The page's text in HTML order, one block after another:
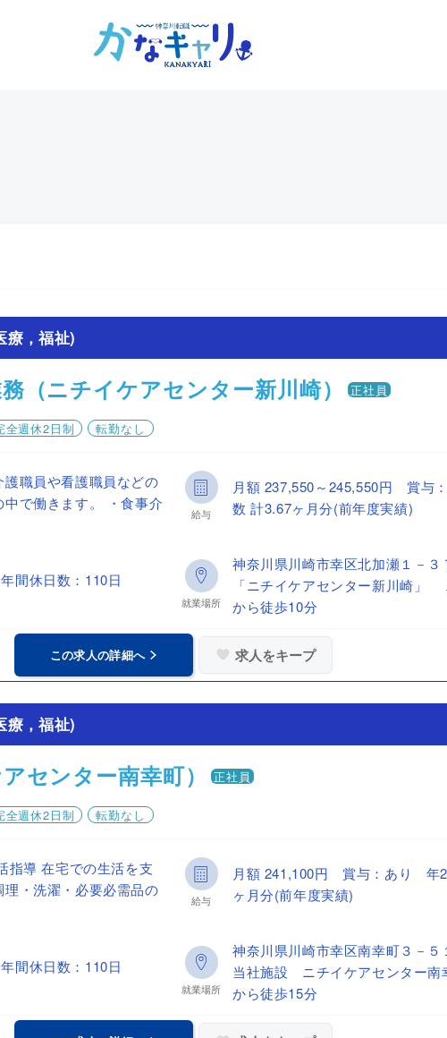
，福祉)
（ニチイケアセンター新川崎） 正社員
全週休2日制 転勤なし
職員や看護職員などの
で働きます。 ・食事介
給与
月額 237,550～245,550円 賞
数 計3.67ヶ月分(前年度実績)
間休日数：110日
就業場所
神奈川県川崎市幸区北加瀬１－
「ニチイケアセンター新川崎」
から徒歩10分
この求人の詳細へ 求人をキープ
，福祉)
センター南幸町） 正社員
全週休2日制 転勤なし
指導 在宅での生活を支
・洗濯・必要必需品の
給与
月額 241,100円 賞与：あり
ヶ月分(前年度実績)
間休日数：110日
就業場所
神奈川県川崎市幸区南幸町３－
当社施設 ニチイケアセンター
から徒歩15分